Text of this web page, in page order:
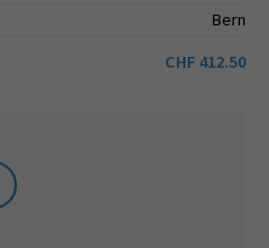
Bern
CHF 412.50